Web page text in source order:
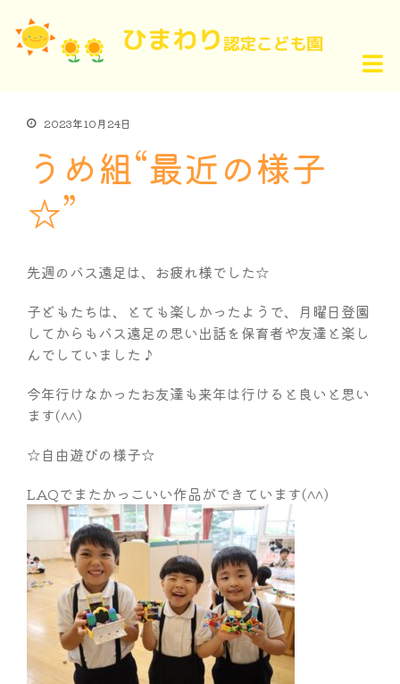
2023年10月24日
うめ組“最近の様子
☆”
先週のバス遠足は、お疲れ様でした☆
子どもたちは、とても楽しかったようで、月曜日登園
してからもバス遠足の思い出話を保育者や友達と楽し
んでしていました♪
今年行けなかったお友達も来年は行けると良いと思い
ます(^^)
☆自由遊びの様子☆
LAQでまたかっこいい作品ができています(^^)